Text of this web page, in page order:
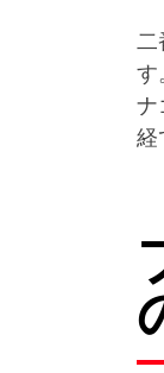
二
す
ナ
経